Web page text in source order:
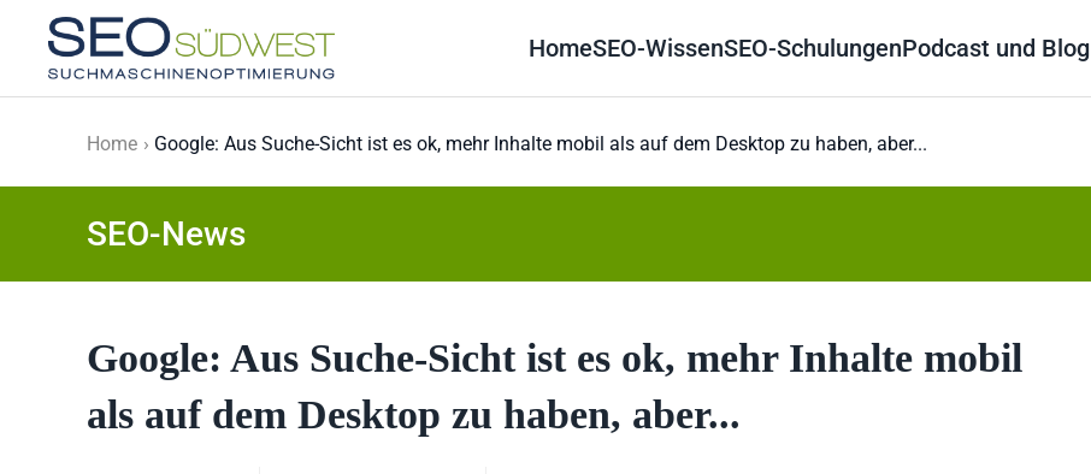
Skip to main content
HomeSEO-WissenSEO-SchulungenPodcast und Blog
Home Google: Aus Suche-Sicht ist es ok, mehr Inhalte mobil als auf dem Desktop zu haben, aber...
SEO-News
Google: Aus Suche-Sicht ist es ok, mehr Inhalte mobil
als auf dem Desktop zu haben, aber...